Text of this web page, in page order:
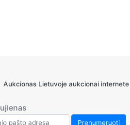
Aukcionas Lietuvoje aukcionai internete